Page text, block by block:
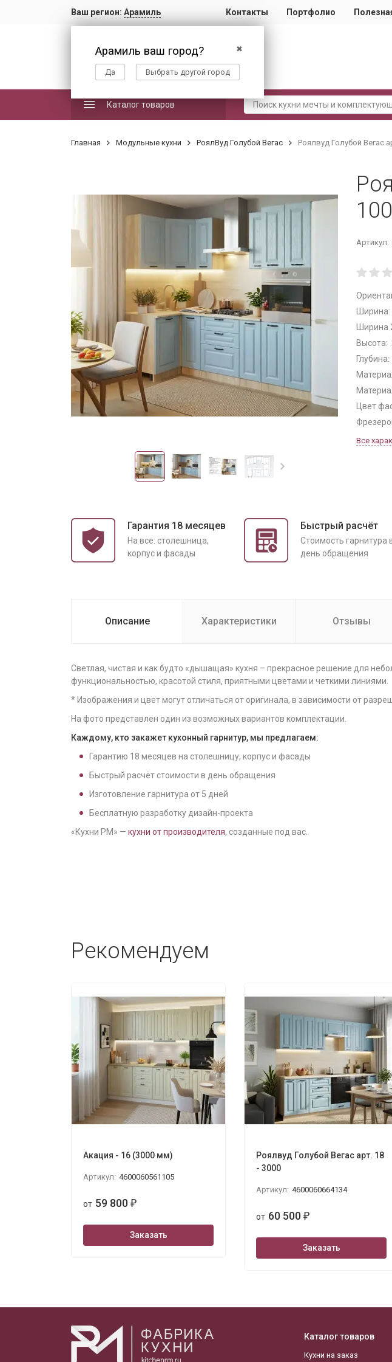
Ваш регион: Арамиль
✖
Арамиль ваш город?
Да Выбрать другой город
Контакты Портфолио
Каталог товаров
Главная Модульные кухни РоялВуд Голубой Вегас Роялвуд Голубой Вегас
Артикул:
Ширина:
Ширина
Высота:
Глубина:
Цвет
Все
Гарантия 18 месяцев
На все: столешница,
корпус и фасады
Быстрый расчёт
Cтоимость гарнитура
день обращения
Описание Характеристики Отзывы
Светлая, чистая и как будто «дышащая» кухня – прекрасное решение для
функциональностью, красотой стиля, приятными цветами и четкими линиями.
* Изображения и цвет могут отличаться от оригинала, в зависимости от
На фото представлен один из возможных вариантов комплектации.
Каждому, кто закажет кухонный гарнитур, мы предлагаем:
Гарантию 18 месяцев на столешницу, корпус и фасады
Быстрый расчёт стоимости в день обращения
Изготовление гарнитура от 5 дней
Бесплатную разработку дизайн-проекта
«Кухни РМ» — кухни от производителя, созданные под вас.
Рекомендуем
Акация - 16 (3000 мм)
Артикул: 4600060561105
от 59 800 ₽
Заказать
Роялвуд Голубой Вегас арт. 18
- 3000
Артикул: 4600060664134
от 60 500 ₽
Заказать
Каталог товаров
Кухни на заказ